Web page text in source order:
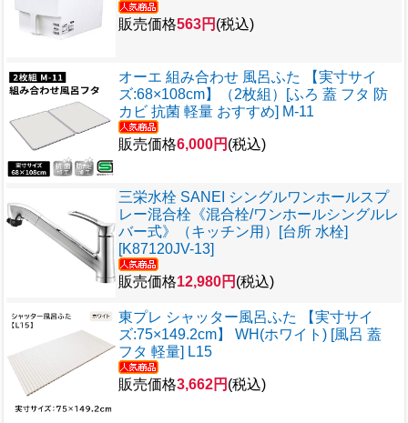
販売価格563円 (税込)
オーエ 組み合わせ 風呂ふた 【実寸サイ
ズ:68×108cm】（2枚組）[ふろ 蓋 フタ 防
カビ 抗菌 軽量 おすすめ] M-11
販売価格6,000円 (税込)
三栄水栓 SANEI シングルワンホールスプ
レー混合栓《混合栓/ワンホールシングルレ
バー式》（キッチン用）[台所 水栓]
[K87120JV-13]
販売価格12,980円 (税込)
東プレ シャッター風呂ふた 【実寸サイ
ズ:75×149.2cm】 WH(ホワイト) [風呂 蓋
フタ 軽量] L15
販売価格3,662円 (税込)